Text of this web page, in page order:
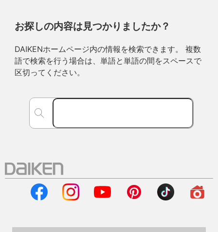
お探しの内容は見つかりましたか？
DAIKENホームページ内の情報を検索できます。 複数
語で検索を行う場合は、単語と単語の間をスペースで
区切ってください。